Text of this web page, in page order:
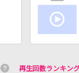
再生回数ランキン